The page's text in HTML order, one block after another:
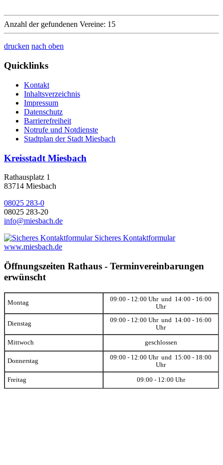
Anzahl der gefundenen Vereine: 15
drucken nach oben
Quicklinks
Kontakt
Inhaltsverzeichnis
Impressum
Datenschutz
Barrierefreiheit
Notrufe und Notdienste
Stadtplan der Stadt Miesbach
Kreisstadt Miesbach
Rathausplatz 1
83714 Miesbach
08025 283-0
08025 283-20
info@miesbach.de
Sicheres Kontaktformular
www.miesbach.de
Öffnungszeiten Rathaus - Terminvereinbarungen
erwünscht
Montag
09:00 - 12:00 Uhr und 14:00 - 16:00
Uhr
Dienstag
09:00 - 12:00 Uhr und 14:00 - 16:00
Uhr
Mittwoch geschlossen
Donnerstag
09:00 - 12:00 Uhr und 15:00 - 18:00
Uhr
Freitag 09:00 - 12:00 Uhr